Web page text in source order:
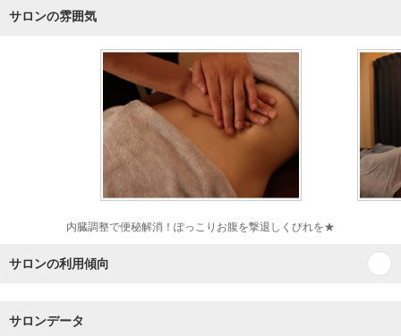
サロンの雰囲気
内臓調整で便秘解消！ぽっこりお腹を撃退しくびれを★
サロンの利用傾向
サロンデータ